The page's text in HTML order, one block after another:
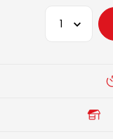
Wybierz opcję